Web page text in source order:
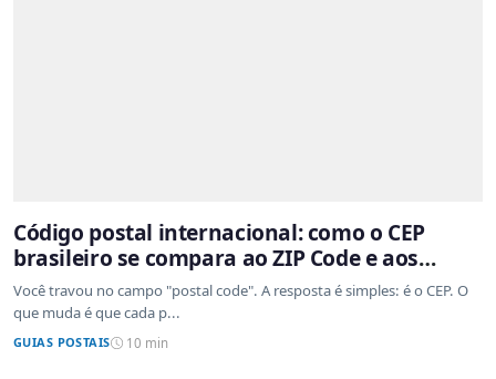
Código postal internacional: como o CEP
brasileiro se compara ao ZIP Code e aos
sistemas de outros países
Você travou no campo "postal code". A resposta é simples: é o CEP. O
que muda é que cada p...
GUIAS POSTAIS 10 min